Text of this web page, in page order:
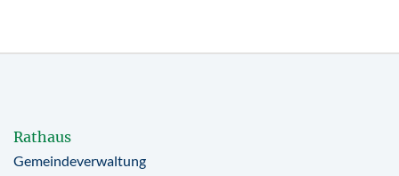
Rathaus
Gemeindeverwaltung